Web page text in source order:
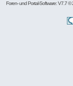
Foren- und Portal-Software: V7.7